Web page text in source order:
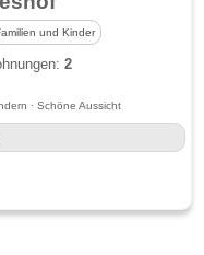
und Kinder
2
· Schöne Aussicht